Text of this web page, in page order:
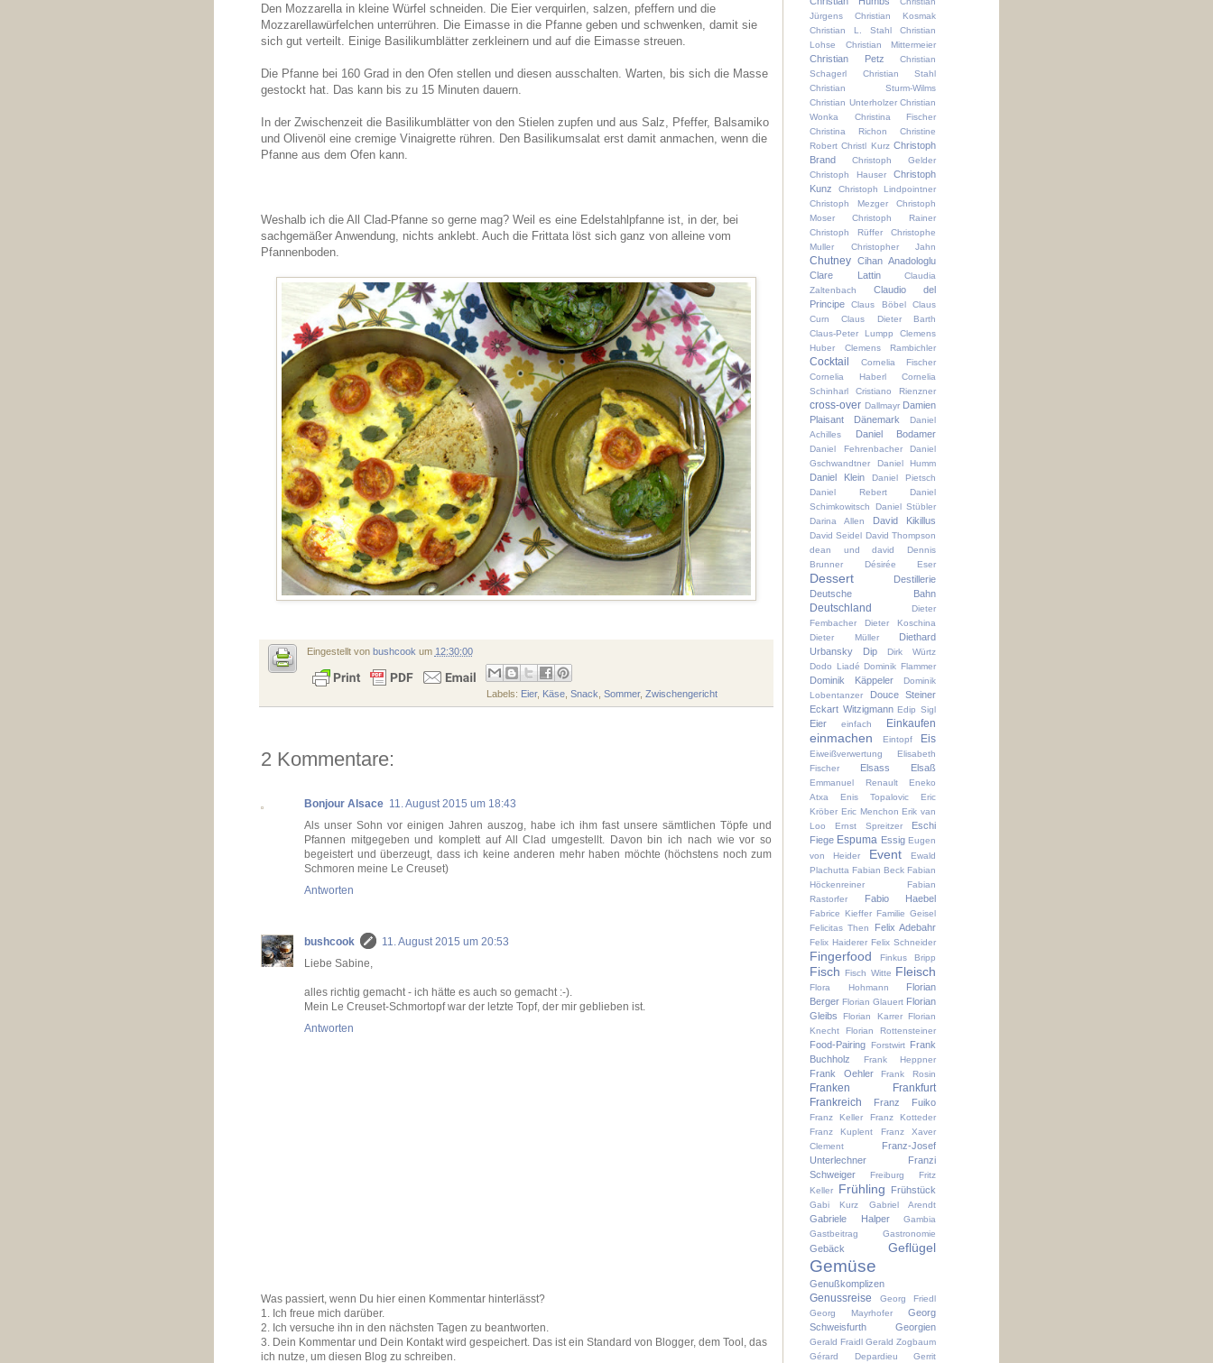
Den Mozzarella in kleine Würfel schneiden. Die Eier verquirlen, salzen, pfeffern und die
Mozzarellawürfelchen unterrühren. Die Eimasse in die Pfanne geben und schwenken, damit sie
sich gut verteilt. Einige Basilikumblätter zerkleinern und auf die Eimasse streuen.
Die Pfanne bei 160 Grad in den Ofen stellen und diesen ausschalten. Warten, bis sich die Masse
gestockt hat. Das kann bis zu 15 Minuten dauern.
In der Zwischenzeit die Basilikumblätter von den Stielen zupfen und aus Salz, Pfeffer, Balsamiko
und Olivenöl eine cremige Vinaigrette rühren. Den Basilikumsalat erst damit anmachen, wenn die
Pfanne aus dem Ofen kann.
Weshalb ich die All Clad-Pfanne so gerne mag? Weil es eine Edelstahlpfanne ist, in der, bei
sachgemäßer Anwendung, nichts anklebt. Auch die Frittata löst sich ganz von alleine vom
Pfannenboden.
Eingestellt von bushcook um 12:30:00
Labels: Eier, Käse ,Snack ,Sommer,Zwischengericht
2 Kommentare:
Bonjour Alsace 11. August 2015 um 18:43
Als unser Sohn vor einigen Jahren auszog, habe ich ihm fast unsere sämtlichen Töpfe und
Pfannen mitgegeben und komplett auf All Clad umgestellt. Davon bin ich nach wie vor so
begeistert und überzeugt, dass ich keine anderen mehr haben möchte (höchstens noch zum
Schmoren meine Le Creuset)
Antworten
bushcook
11. August 2015 um 20:53
Liebe Sabine,
alles richtig gemacht - ich hätte es auch so gemacht :-).
Mein Le Creuset-Schmortopf war der letzte Topf, der mir geblieben ist.
Antworten
Was passiert, wenn Du hier einen Kommentar hinterlässt?
1. Ich freue mich darüber.
2. Ich versuche ihn in den nächsten Tagen zu beantworten.
3. Dein Kommentar und Dein Kontakt wird gespeichert. Das ist ein Standard von Blogger, dem Tool, das
ich nutze, um diesen Blog zu schreiben.
Jürgens
Christian Kosmak
Christian L. Stahl
Christian
Lohse
Christian Mittermeier
Christian Petz
Christian
Schagerl
Christian Stahl
Christian Sturm-Wilms
Christian Unterholzer Christian
Wonka
Christina Fischer
Christina Richon
Christine
Robert Christl Kurz Christoph
Brand
Christoph Gelder
Christoph Hauser
Christoph
Kunz
Christoph Lindpointner
Christoph Mezger
Christoph
Moser
Christoph Rainer
Christoph Rüffer
Christophe
Muller
Christopher Jahn
Chutney Cihan Anadologlu
Clare Lattin
Claudia
Zaltenbach
Claudio del
Principe
Claus Böbel
Claus
Curn
Claus Dieter Barth
Claus-Peter Lumpp
Clemens
Huber
Clemens Rambichler
Cocktail
Cornelia Fischer
Cornelia Haberl
Cornelia
Schinharl
Cristiano Rienzner
cross-over Dallmayr Damien
Plaisant
Dänemark
Daniel
Achilles
Daniel Bodamer
Daniel Fehrenbacher
Daniel
Gschwandtner
Daniel Humm
Daniel Klein
Daniel Pietsch
Daniel Rebert
Daniel
Schimkowitsch
Daniel Stübler
Darina Allen
David Kikillus
David Seidel David Thompson
dean und david
Dennis
Brunner
Désirée Eser
Dessert
Destillerie
Deutsche Bahn
Deutschland
Dieter
Fembacher
Dieter Koschina
Dieter Müller
Diethard
Urbansky
Dip
Dirk Würtz
Dodo Liadé Dominik Flammer
Dominik Käppeler
Dominik
Lobentanzer
Douce Steiner
Eckart Witzigmann Edip Sigl
Eier einfach Einkaufen
einmachen Eintopf Eis
Eiweißverwertung
Elisabeth
Fischer
Elsass Elsaß
Emmanuel Renault
Eneko
Atxa
Enis Topalovic
Eric
Kröber Eric Menchon Erik van
Loo
Ernst Spreitzer
Eschi
Fiege Espuma Essig Eugen
von Heider
Event
Ewald
Plachutta Fabian Beck Fabian
Höckenreiner
Fabian
Rastorfer
Fabio Haebel
Fabrice Kieffer Familie Geisel
Felicitas Then
Felix Adebahr
Felix Haiderer Felix Schneider
Fingerfood Finkus Bripp
Fisch Fisch Witte Fleisch
Flora Hohmann
Florian
Berger Florian Glauert Florian
Gleibs
Florian Karrer
Florian
Knecht
Florian Rottensteiner
Food-Pairing Forstwirt Frank
Buchholz
Frank Heppner
Frank Oehler Frank Rosin
Franken
Frankfurt
Frankreich
Franz Fuiko
Franz Keller
Franz Kotteder
Franz Kuplent
Franz Xaver
Clement
Franz-Josef
Unterlechner
Franzi
Schweiger
Freiburg
Fritz
Keller
Frühling Frühstück
Gabi Kurz Gabriel Arendt
Gabriele Halper
Gambia
Gastbeitrag
Gastronomie
Gebäck Geflügel
Gemüse
Genußkomplizen
Genussreise
Georg Friedl
Georg Mayrhofer
Georg
Schweisfurth
Georgien
Gerald Fraidl Gerald Zogbaum
Gérard Depardieu
Gerrit